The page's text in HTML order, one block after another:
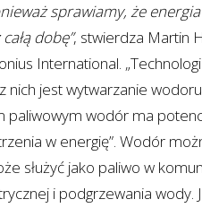
sprawiamy, że
dobę”, stwierdza Martin
International.
nich jest wytwarzanie
paliwowym wodór ma
w energię”. Wodór
służyć jako paliwo w
i podgrzewania wody.